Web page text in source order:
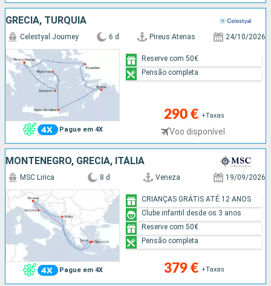
GRÉCIA, TURQUIA
Pague em 4X
Celestyal Journey 6 d Pireus Atenas 24/10/2026
290 € +Taxas
Voo disponível
Reserve com 50€
Pensão completa
MONTENEGRO, GRÉCIA, ITÁLIA
Pague em 4X
MSC Lirica 8 d Veneza 19/09/2026
379 € +Taxas
CRIANÇAS GRÁTIS ATÉ 12 ANOS
Clube infantil desde os 3 anos
Reserve com 50€
Pensão completa